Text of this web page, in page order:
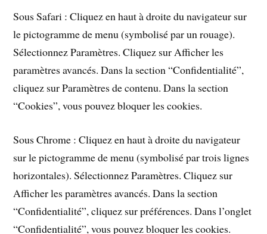
Sous Safari : Cliquez en haut à droite du navigateur sur
le pictogramme de menu (symbolisé par un rouage).
Sélectionnez Paramètres. Cliquez sur Afficher les
paramètres avancés. Dans la section “Confidentialité”,
cliquez sur Paramètres de contenu. Dans la section
“Cookies”, vous pouvez bloquer les cookies.
Sous Chrome : Cliquez en haut à droite du navigateur
sur le pictogramme de menu (symbolisé par trois lignes
horizontales). Sélectionnez Paramètres. Cliquez sur
Afficher les paramètres avancés. Dans la section
“Confidentialité”, cliquez sur préférences. Dans l’onglet
“Confidentialité”, vous pouvez bloquer les cookies.